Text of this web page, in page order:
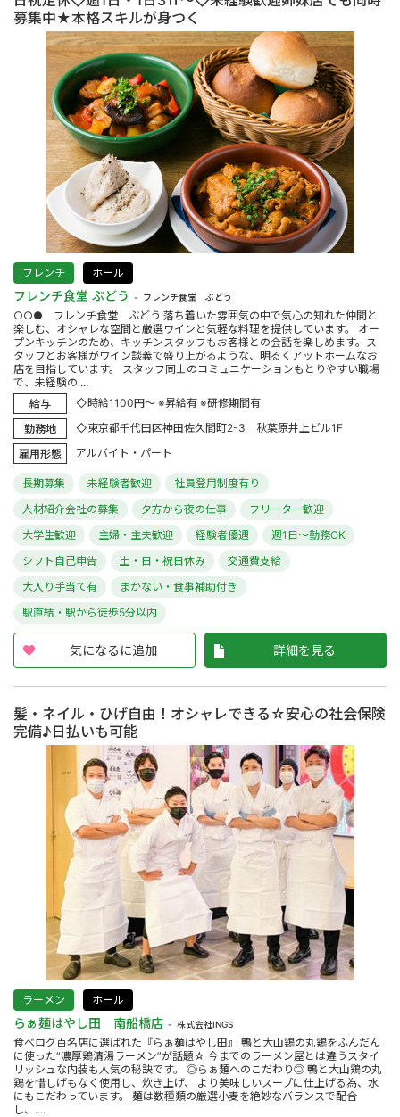
募集中★本格スキルが身つく
フレンチ ホール
フレンチ食堂 ぶどう フレンチ食堂 ぶどう
○○● フレンチ食堂 ぶどう 落ち着いた雰囲気の中で気心の知れた仲間と
楽しむ、オシャレな空間と厳選ワインと気軽な料理を提供しています。 オー
プンキッチンのため、キッチンスタッフもお客様との会話を楽しめます。ス
タッフとお客様がワイン談義で盛り上がるような、明るくアットホームなお
店を目指しています。 スタッフ同士のコミュニケーションもとりやすい職場
で、未経験の....
給与
◇時給1100円～ ※昇給有 ※研修期間有
勤務地
◇東京都千代田区神田佐久間町2-3 秋葉原井上ビル1F
雇用形態
アルバイト・パート
長期募集 未経験者歓迎
社員登用制度有り
人材紹介会社の募集
夕方から夜の仕事
フリーター歓迎
大学生歓迎
主婦・主夫歓迎 経験者優遇
週1日～勤務OK
シフト自己申告
土・日・祝日休み
交通費支給
大入り手当て有
まかない・食事補助付き
駅直結・駅から徒歩5分以内
気になるに追加 詳細を見る
髪・ネイル・ひげ自由！オシャレできる☆安心の社会保険
完備♪日払いも可能
ラーメン ホール
らぁ麺はやし田 南船橋店 株式会社INGS
食べログ百名店に選ばれた『らぁ麺はやし田』 鴨と大山鶏の丸鶏をふんだん
に使った“濃厚鶏清湯ラーメン”が話題☆ 今までのラーメン屋とは違うスタイ
リッシュな内装も人気の秘訣です。 ◎らぁ麺へのこだわり◎ 鴨と大山鶏の丸
鶏を惜しげもなく使用し、炊き上げ、 より美味しいスープに仕上げる為、水
にもこだわっています。 麺は数種類の厳選小麦を絶妙なバランスで配合
し、....